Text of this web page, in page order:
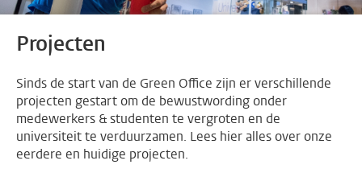
Projecten
Sinds de start van de Green Office zijn er verschillende
projecten gestart om de bewustwording onder
medewerkers & studenten te vergroten en de
universiteit te verduurzamen. Lees hier alles over onze
eerdere en huidige projecten.